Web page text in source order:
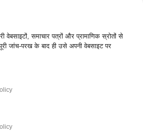
वेबसाइटों, समाचार पत्रों और प्रामाणिक स्रोतों से
जांच-परख के बाद ही उसे अपनी वेबसाइट पर